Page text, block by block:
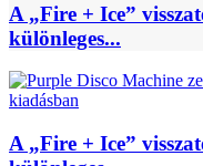
A „Fire + Ice”
különleges...
A „Fire + Ice”